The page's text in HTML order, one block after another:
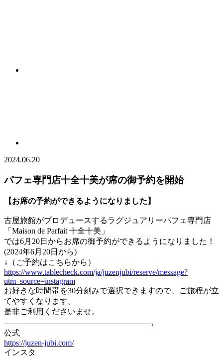
2024.06.20
パフェ専門店十全十美が席の御予約を開始
【お席の予約ができるようになりました】
古屋旅館がプロデュースするラグジュアリーパフェ専門店
「Maison de Parfait 十全十美」
では6月20日からお席の御予約ができるようになりました！
(2024年6月20日から)
↓（ご予約はこちらから）
https://www.tablecheck.com/ja/juzenjubi/reserve/message?
utm_source=instagram
お好きな時間帯を30分刻みで選択できますので、ご旅程が立
てやすくなります。
是非ご利用くださいませ。
——————————————————–₎
公式
https://juzen-jubi.com/
インスタ